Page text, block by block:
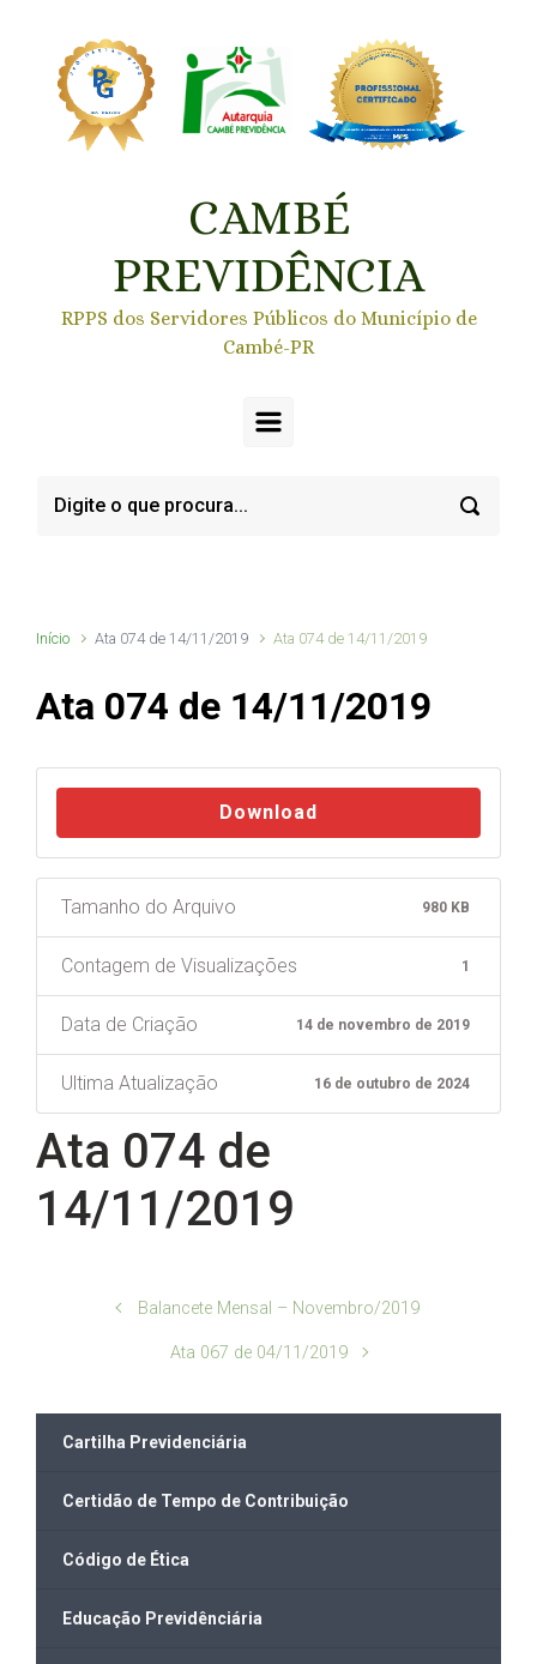
CAMBÉ
PREVIDÊNCIA
RPPS dos Servidores Públicos do Município de
Cambé-PR
Início Ata 074 de 14/11/2019 Ata 074 de 14/11/2019
Ata 074 de 14/11/2019
Download
Tamanho do Arquivo 980 KB
Contagem de Visualizações 1
Data de Criação 14 de novembro de 2019
Ultima Atualização 16 de outubro de 2024
Ata 074 de
14/11/2019
Balancete Mensal – Novembro/2019
Ata 067 de 04/11/2019
Cartilha Previdenciária
Certidão de Tempo de Contribuição
Código de Ética
Educação Previdênciária